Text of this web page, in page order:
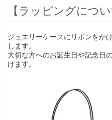
【ラッピングについ
ジュエリーケースにリボンをか
します。
大切な方へのお誕生日や記念日
けます。